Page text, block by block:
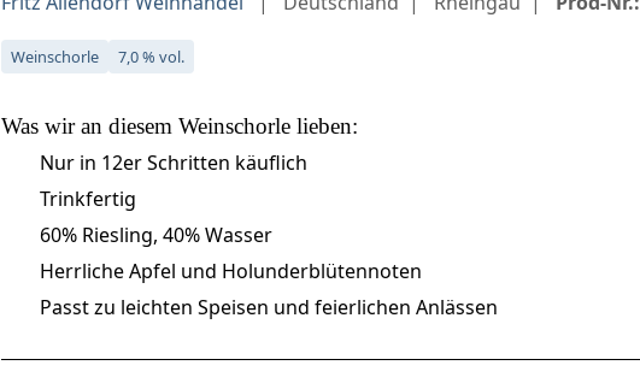
Weinschorle 7,0 % vol.
Was wir an diesem Weinschorle lieben:
Nur in 12er Schritten käuflich
Trinkfertig
60% Riesling, 40% Wasser
Herrliche Apfel und Holunderblütennoten
Passt zu leichten Speisen und feierlichen Anlässen